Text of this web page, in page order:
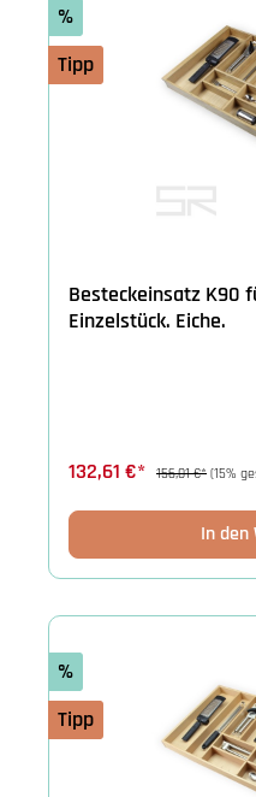
%
Tipp
Besteckeinsatz K90
Einzelstück. Eiche.
132,61 €* 156,01 €* (15%
In den
%
Tipp